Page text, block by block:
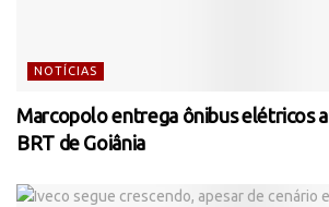
NOTÍCIAS
Marcopolo entrega ônibus elétricos
BRT de Goiânia